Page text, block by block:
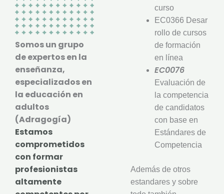
Somos un grupo
de expertos en la
enseñanza,
especializados en
la educación en
adultos
(Adragogía)
Estamos
comprometidos
con formar
profesionistas
altamente
curso
EC0366 Desar
rollo de cursos
de formación
en línea
EC0076
Evaluación de
la competencia
de candidatos
con base en
Estándares de
Competencia
Además de otros
estandares y sobre